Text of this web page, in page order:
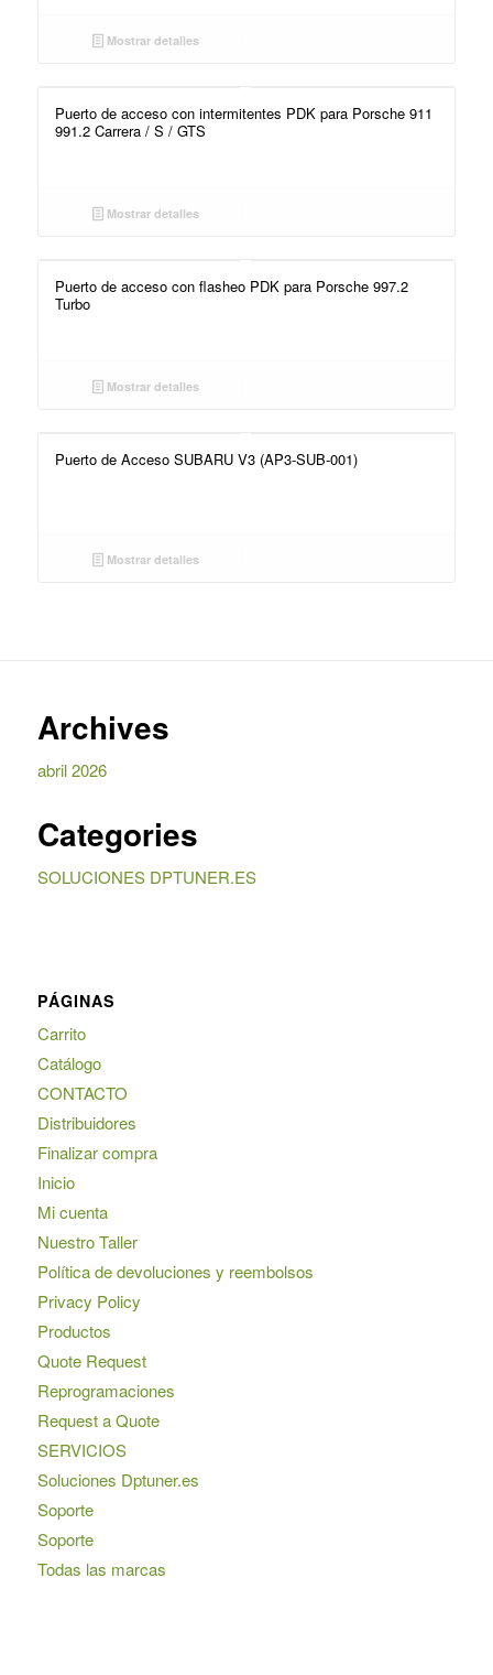
Mostrar detalles
Puerto de acceso con intermitentes PDK para Porsche 911
991.2 Carrera / S / GTS
Mostrar detalles
Puerto de acceso con flasheo PDK para Porsche 997.2
Turbo
Mostrar detalles
Puerto de Acceso SUBARU V3 (AP3-SUB-001)
Mostrar detalles
Archives
abril 2026
Categories
SOLUCIONES DPTUNER.ES
PÁGINAS
Carrito
Catálogo
CONTACTO
Distribuidores
Finalizar compra
Inicio
Mi cuenta
Nuestro Taller
Política de devoluciones y reembolsos
Privacy Policy
Productos
Quote Request
Reprogramaciones
Request a Quote
SERVICIOS
Soluciones Dptuner.es
Soporte
Soporte
Todas las marcas